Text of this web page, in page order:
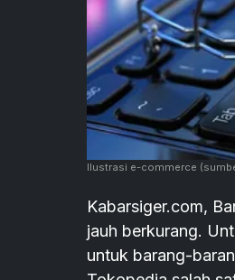
Ilustrasi e-commerce
Kabarsiger.com,
jauh berkurang.
untuk barang-